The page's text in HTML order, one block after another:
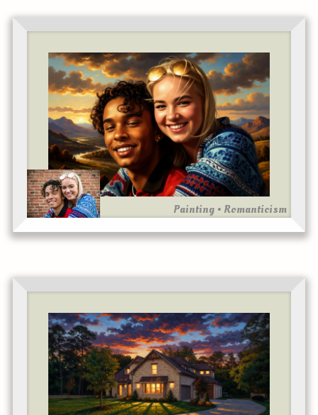
Painting • Romanticism